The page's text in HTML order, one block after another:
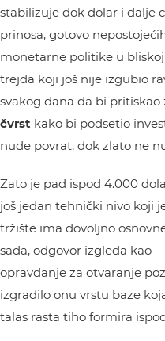
stabilizuje dok dolar i dalje
prinosa, gotovo
monetarne politike u
trejda koji još nije izgubio
svakog dana da bi pritiskao
čvrst kako bi podsetio
nude povrat, dok zlato ne
Zato je pad ispod 4.000
još jedan tehnički nivo koji
tržište ima dovoljno
sada, odgovor izgleda kao
opravdanje za otvaranje
izgradilo onu vrstu baze
talas rasta tiho formira